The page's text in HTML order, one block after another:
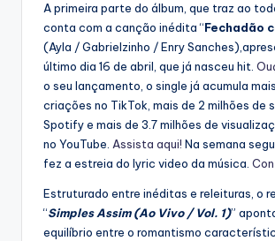
A primeira parte do álbum, que traz ao
conta com a canção inédita “Fechadão
(Ayla / Gabrielzinho / Enry
último dia 16 de abril, que já nasceu hit.
o seu lançamento, o single já acumula
criações no TikTok, mais de 2 milhões de
Spotify e mais de 3.7 milhões de
no YouTube. Assista aqui! Na semana
fez a estreia do lyric video da música.
Estruturado entre inéditas e releituras, o
“Simples Assim (Ao Vivo / Vol. 1)”
equilíbrio entre o romantismo